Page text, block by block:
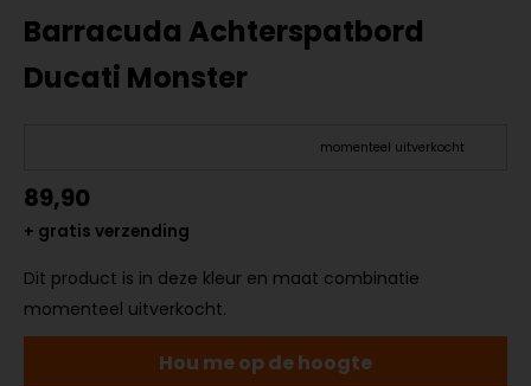
Barracuda Achterspatbord
Ducati Monster
momenteel uitverkocht
89,90
+ gratis verzending
Dit product is in deze kleur en maat combinatie
momenteel uitverkocht.
Hou me op de hoogte